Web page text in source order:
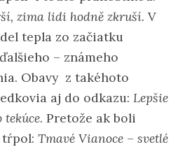
zima lidi hodně zkruší. V
tepla zo začiatku
– známeho
Obavy z takéhoto
aj do odkazu: Lepšie
tekúce. Pretože ak boli
Tmavé Vianoce – svetlé